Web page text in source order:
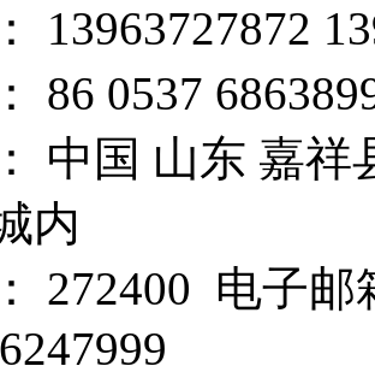
0537
中国 山东 嘉祥
内
272400 电子邮